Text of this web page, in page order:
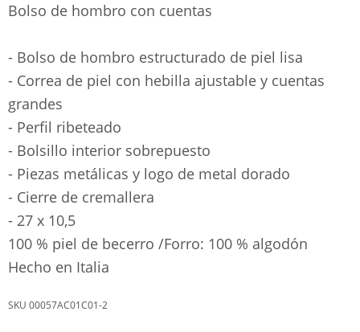
Bolso de hombro con cuentas
- Bolso de hombro estructurado de piel lisa
- Correa de piel con hebilla ajustable y cuentas
grandes
- Perfil ribeteado
- Bolsillo interior sobrepuesto
- Piezas metálicas y logo de metal dorado
- Cierre de cremallera
- 27 x 10,5
100 % piel de becerro /Forro: 100 % algodón
Hecho en Italia
00057AC01C01-2